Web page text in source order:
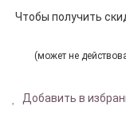
Чтобы получить
(может не
Добавить в